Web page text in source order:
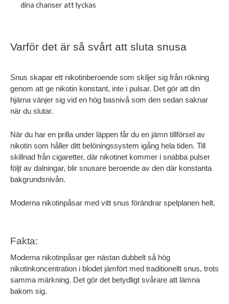
dina chanser att lyckas
Varför det är så svårt att sluta snusa
Snus skapar ett nikotinberoende som skiljer sig från rökning
genom att ge nikotin konstant, inte i pulsar. Det gör att din
hjärna vänjer sig vid en hög basnivå som den sedan saknar
när du slutar.
När du har en prilla under läppen får du en jämn tillförsel av
nikotin som håller ditt belöningssystem igång hela tiden. Till
skillnad från cigaretter, där nikotinet kommer i snabba pulser
följt av dalningar, blir snusare beroende av den där konstanta
bakgrundsnivån.
Moderna nikotinpåsar med vitt snus förändrar spelplanen helt.
Fakta:
Moderna nikotinpåsar ger nästan dubbelt så hög
nikotinkoncentration i blodet jämfört med traditionellt snus, trots
samma märkning. Det gör det betydligt svårare att lämna
bakom sig.